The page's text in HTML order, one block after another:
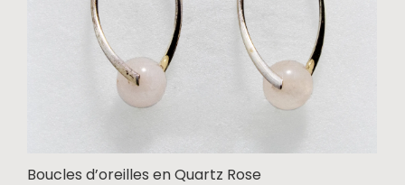
Boucles d’oreilles en Quartz Rose